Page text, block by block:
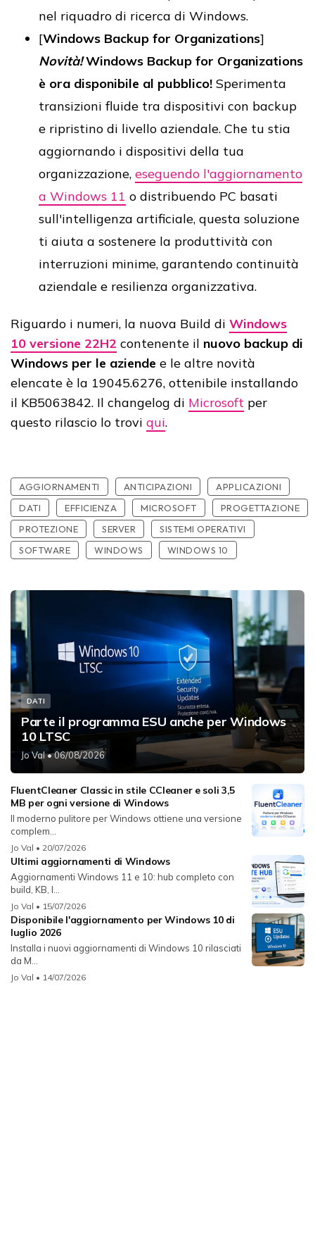
nel riquadro di ricerca di Windows.
[Windows Backup for Organizations]
Novità! Windows Backup for Organizations
è ora disponibile al pubblico! Sperimenta
transizioni fluide tra dispositivi con backup
e ripristino di livello aziendale. Che tu stia
aggiornando i dispositivi della tua
organizzazione, eseguendo l'aggiornamento
a Windows 11 o distribuendo PC basati
sull'intelligenza artificiale, questa soluzione
ti aiuta a sostenere la produttività con
interruzioni minime, garantendo continuità
aziendale e resilienza organizzativa.
Riguardo i numeri, la nuova Build di Windows
10 versione 22H2 contenente il nuovo backup di
Windows per le aziende e le altre novità
elencate è la 19045.6276, ottenibile installando
il KB5063842. Il changelog di Microsoft per
questo rilascio lo trovi qui.
AGGIORNAMENTI ANTICIPAZIONI
APPLICAZIONI
DATI
EFFICIENZA MICROSOFT
PROGETTAZIONE
PROTEZIONE
SERVER
SISTEMI OPERATIVI
SOFTWARE
WINDOWS WINDOWS 10
DATI
Parte il programma ESU anche per Windows
10 LTSC
Jo Val• 06/08/2026
FluentCleaner Classic in stile CCleaner e soli 3,5
MB per ogni versione di Windows
Il moderno pulitore per Windows ottiene una versione
complem...
Jo Val • 20/07/2026
Ultimi aggiornamenti di Windows
Aggiornamenti Windows 11 e 10: hub completo con
build, KB, l...
Jo Val • 15/07/2026
Disponibile l'aggiornamento per Windows 10 di
luglio 2026
Installa i nuovi aggiornamenti di Windows 10 rilasciati
da M...
Jo Val • 14/07/2026